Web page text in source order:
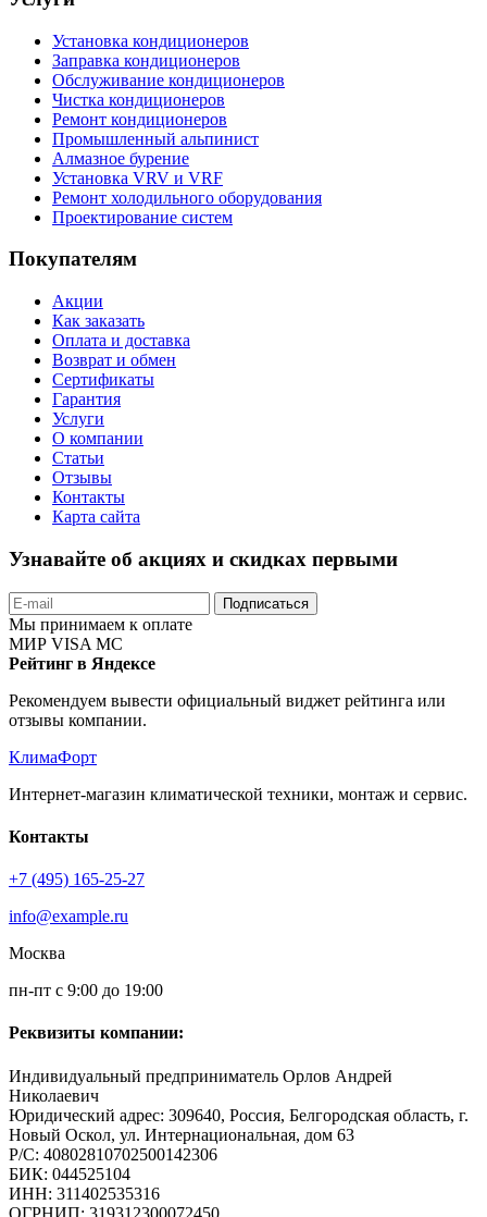
Установка кондиционеров
Заправка кондиционеров
Обслуживание кондиционеров
Чистка кондиционеров
Ремонт кондиционеров
Промышленный альпинист
Алмазное бурение
Установка VRV и VRF
Ремонт холодильного оборудования
Проектирование систем
Покупателям
Акции
Как заказать
Оплата и доставка
Возврат и обмен
Сертификаты
Гарантия
Услуги
О компании
Статьи
Отзывы
Контакты
Карта сайта
Узнавайте об акциях и скидках первыми
Подписаться
Мы принимаем к оплате
МИР VISA MC
Рейтинг в Яндексе
Рекомендуем вывести официальный виджет рейтинга или
отзывы компании.
КлимаФорт
Интернет-магазин климатической техники, монтаж и сервис.
Контакты
+7 (495) 165-25-27
info@example.ru
Москва
пн-пт с 9:00 до 19:00
Реквизиты компании:
Индивидуальный предприниматель Орлов Андрей
Николаевич
Юридический адрес: 309640, Россия, Белгородская область, г.
Новый Оскол, ул. Интернациональная, дом 63
Р/С: 40802810702500142306
БИК: 044525104
ИНН: 311402535316
ОГРНИП: 319312300072450